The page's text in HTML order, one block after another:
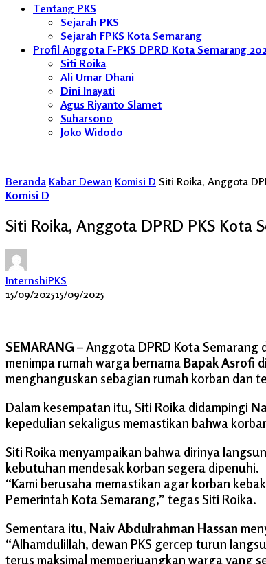
Tentang PKS
Sejarah PKS
Sejarah FPKS Kota Semarang
Profil Anggota F-PKS DPRD Kota Semarang
Siti Roika
Ali Umar Dhani
Dini Inayati
Agus Riyanto Slamet
Suharsono
Joko Widodo
Beranda Kabar Dewan Komisi D Siti Roika, Anggota
Komisi D
Siti Roika, Anggota DPRD PKS Kota
InternshiPKS
15/09/202515/09/2025
SEMARANG – Anggota DPRD Kota Semarang
menimpa rumah warga bernamaBapak Asrofi
menghanguskan sebagian rumah korban dan
Dalam kesempatan itu, Siti Roika didampingi
kepedulian sekaligus memastikan bahwa
Siti Roika menyampaikan bahwa dirinya
kebutuhan mendesak korban segera dipenuhi.
“Kami berusaha memastikan agar korban
Pemerintah Kota Semarang,” tegas Siti Roika.
Sementara itu, Naiv Abdulrahman Hassan
“Alhamdulillah, dewan PKS gercep turun
terus maksimal memperjuangkan warga yang